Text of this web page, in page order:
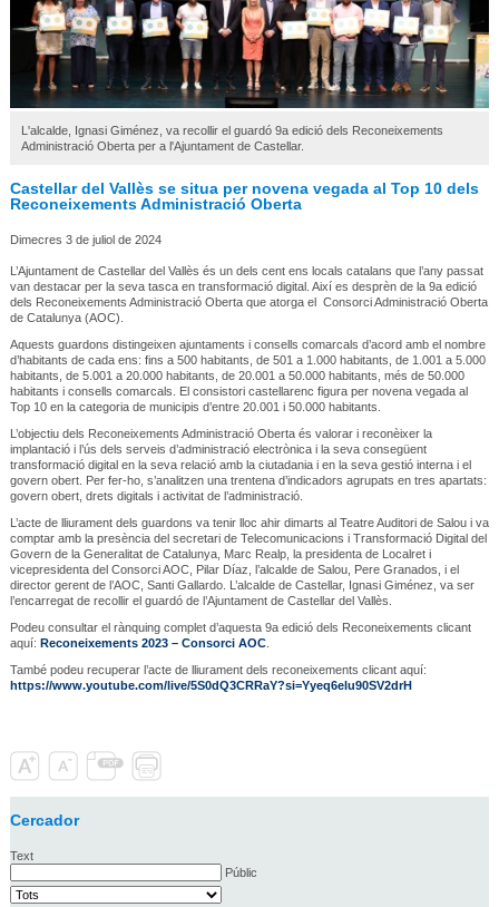
L'alcalde, Ignasi Giménez, va recollir el guardó 9a edició dels Reconeixements
Administració Oberta per a l'Ajuntament de Castellar.
Castellar del Vallès se situa per novena vegada al Top 10 dels
Reconeixements Administració Oberta
Dimecres 3 de juliol de 2024
L’Ajuntament de Castellar del Vallès és un dels cent ens locals catalans que l’any passat
van destacar per la seva tasca en transformació digital. Així es desprèn de la 9a edició
dels Reconeixements Administració Oberta que atorga el Consorci Administració Oberta
de Catalunya (AOC).
Aquests guardons distingeixen ajuntaments i consells comarcals d’acord amb el nombre
d’habitants de cada ens: fins a 500 habitants, de 501 a 1.000 habitants, de 1.001 a 5.000
habitants, de 5.001 a 20.000 habitants, de 20.001 a 50.000 habitants, més de 50.000
habitants i consells comarcals. El consistori castellarenc figura per novena vegada al
Top 10 en la categoria de municipis d’entre 20.001 i 50.000 habitants.
L’objectiu dels Reconeixements Administració Oberta és valorar i reconèixer la
implantació i l’ús dels serveis d’administració electrònica i la seva consegüent
transformació digital en la seva relació amb la ciutadania i en la seva gestió interna i el
govern obert. Per fer-ho, s’analitzen una trentena d’indicadors agrupats en tres apartats:
govern obert, drets digitals i activitat de l’administració.
L’acte de lliurament dels guardons va tenir lloc ahir dimarts al Teatre Auditori de Salou i va
comptar amb la presència del secretari de Telecomunicacions i Transformació Digital del
Govern de la Generalitat de Catalunya, Marc Realp, la presidenta de Localret i
vicepresidenta del Consorci AOC, Pilar Díaz, l’alcalde de Salou, Pere Granados, i el
director gerent de l’AOC, Santi Gallardo. L’alcalde de Castellar, Ignasi Giménez, va ser
l’encarregat de recollir el guardó de l’Ajuntament de Castellar del Vallès.
Podeu consultar el rànquing complet d’aquesta 9a edició dels Reconeixements clicant
aquí: Reconeixements 2023 – Consorci AOC.
També podeu recuperar l’acte de lliurament dels reconeixements clicant aquí:
https://www.youtube.com/live/5S0dQ3CRRaY?si=Yyeq6elu90SV2drH
Cercador
Text
Públic